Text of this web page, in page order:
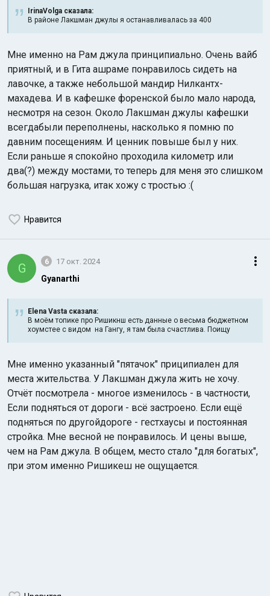
IrinaVolga сказалa:
В районе Лакшман джулы я останавливалась за 400
Мне именно на Рам джула принципиально. Очень вайб
приятный, и в Гита ашраме понравилось сидеть на
лавочке, а также небольшой мандир Нилкантх-
махадева. И в кафешке форенской было мало народа,
несмотря на сезон. Около Лакшман джулы кафешки
всегдабыли переполнены, насколько я помню по
давним посещениям. И ценник повыше был у них.
Если раньше я спокойно проходила километр или
два(?) между мостами, то теперь для меня это слишком
большая нагрузка, итак хожу с тростью :(
Нравится
G 6 17 окт. 2024
Gyanarthi
Elena Vasta сказалa:
В моём топике про Ришикнш есть данные о весьма бюджетном
хоумстее с видом на Гангу, я там была счастлива. Поищу
Мне именно указанный "пятачок" приципиален для
места жительства. У Лакшман джула жить не хочу.
Отчёт посмотрела - многое изменилось - в частности,
Если подняться от дороги - всё застроено. Если ещё
подняться по другойдороге - гестхаусы и постоянная
стройка. Мне весной не понравилось. И цены выше,
чем на Рам джула. В общем, место стало "для богатых",
при этом именно Ришикеш не ощущается.